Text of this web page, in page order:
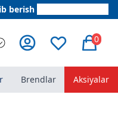
berish
0
Brendlar Aksiyalar